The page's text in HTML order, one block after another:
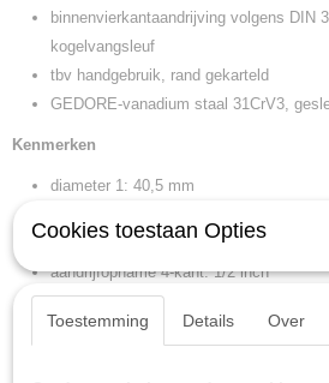
Afmetingen (l,b,h)
31 x 9 x 4,50 cm
binnenvierkantaandrijving volgens DIN
kogelvangsleuf
tbv handgebruik, rand gekarteld
GEDORE-vanadium staal 31CrV3,
Kenmerken
diameter 1: 40,5 mm
sleutelwijdte: 30 mm
aandrijfopname 4-kant: 1/2 inch
aandrijfopname 4-kant nominale maat:
diameter 2: 32,5 mm
Cookies toestaan Opties
Toestemming Details Over